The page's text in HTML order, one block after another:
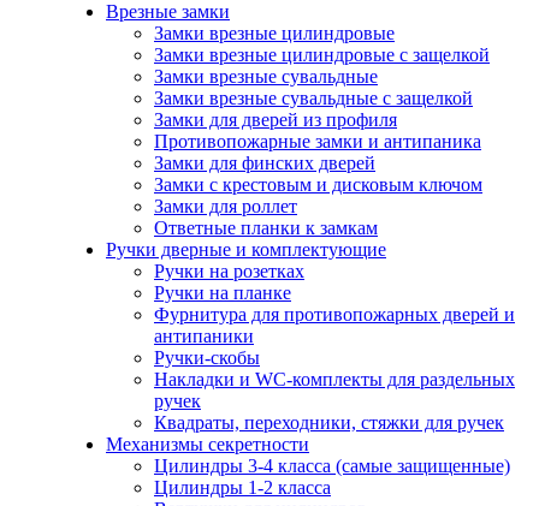
Врезные замки
Замки врезные цилиндровые
Замки врезные цилиндровые с защелкой
Замки врезные сувальдные
Замки врезные сувальдные с защелкой
Замки для дверей из профиля
Противопожарные замки и антипаника
Замки для финских дверей
Замки с крестовым и дисковым ключом
Замки для роллет
Ответные планки к замкам
Ручки дверные и комплектующие
Ручки на розетках
Ручки на планке
Фурнитура для противопожарных дверей и
антипаники
Ручки-скобы
Накладки и WC-комплекты для раздельных
ручек
Квадраты, переходники, стяжки для ручек
Механизмы секретности
Цилиндры 3-4 класса (самые защищенные)
Цилиндры 1-2 класса